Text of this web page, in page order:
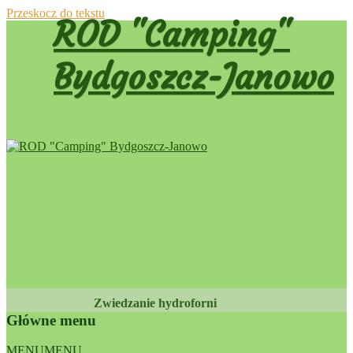
Przeskocz do tekstu
ROD "Camping"
Bydgoszcz-Janowo
Główne menu
Zwiedzanie hydroforni
wspierane
przez